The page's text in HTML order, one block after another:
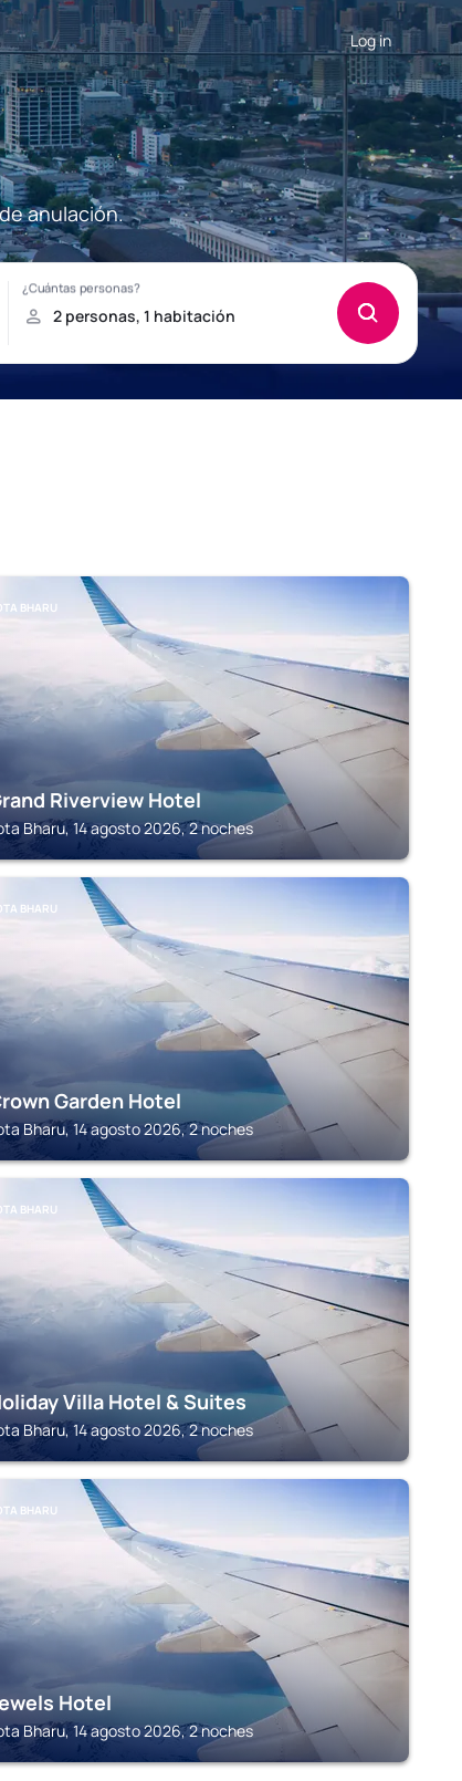
Log in
anulación.
BHARU
Riverview Hotel
Bharu, 14 agosto 2026, 2 noches
BHARU
Garden Hotel
Bharu, 14 agosto 2026, 2 noches
BHARU
Villa Hotel & Suites
Bharu, 14 agosto 2026, 2 noches
BHARU
Hotel
Bharu, 14 agosto 2026, 2 noches